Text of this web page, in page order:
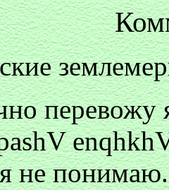
перевожу
не понимаю.